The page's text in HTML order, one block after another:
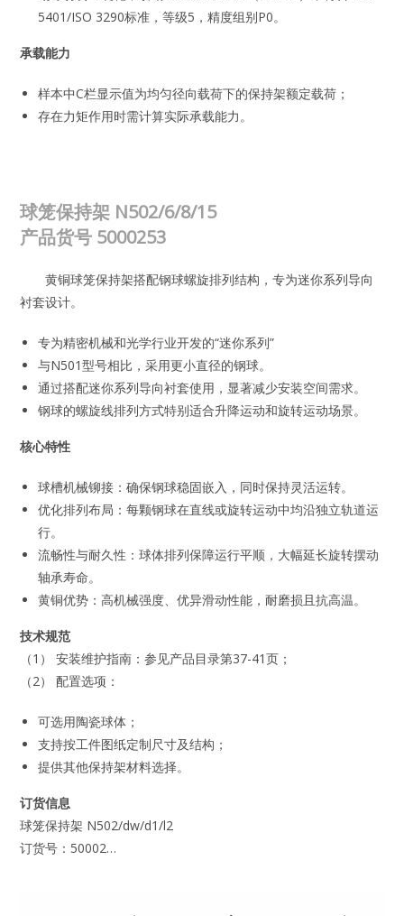
5401/ISO 3290标准，等级5，精度组别P0。
承载能力
样本中C栏显示值为均匀径向载荷下的保持架额定载荷；
存在力矩作用时需计算实际承载能力。
球笼保持架 N502/6/8/15
产品货号 5000253
黄铜球笼保持架搭配钢球螺旋排列结构，专为迷你系列导向
衬套设计。
专为精密机械和光学行业开发的“迷你系列”
与N501型号相比，采用更小直径的钢球。
通过搭配迷你系列导向衬套使用，显著减少安装空间需求。
钢球的螺旋线排列方式特别适合升降运动和旋转运动场景。
核心特性
球槽机械铆接：确保钢球稳固嵌入，同时保持灵活运转。
优化排列布局：每颗钢球在直线或旋转运动中均沿独立轨道运
行。
流畅性与耐久性：球体排列保障运行平顺，大幅延长旋转摆动
轴承寿命。
黄铜优势：高机械强度、优异滑动性能，耐磨损且抗高温。
技术规范
（1） 安装维护指南：参见产品目录第37-41页；
（2） 配置选项：
可选用陶瓷球体；
支持按工件图纸定制尺寸及结构；
提供其他保持架材料选择。
订货信息
球笼保持架 N502/dw/d1/l2
订货号：50002…